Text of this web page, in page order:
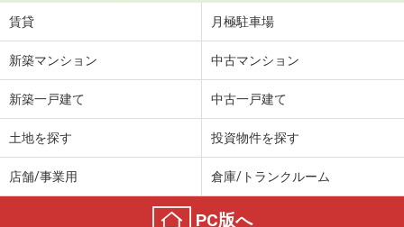
賃貸 月極駐車場
新築マンション 中古マンション
新築一戸建て 中古一戸建て
土地を探す 投資物件を探す
店舗/事業用 倉庫/トランクルーム
PC版へ